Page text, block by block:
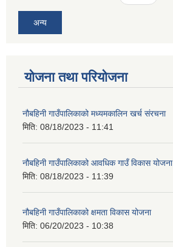
अन्य
योजना तथा परियोजना
नौबहिनी गाउँपालिकाको मध्यमकालिन खर्च संरचना
मिति: 08/18/2023 - 11:41
नौबहिनी गाउँपालिकाको आवधिक गाउँ विकास योजना
मिति: 08/18/2023 - 11:39
नौबहिनी गाउँपालिकाको क्षमता विकास योजना
मिति: 06/20/2023 - 10:38